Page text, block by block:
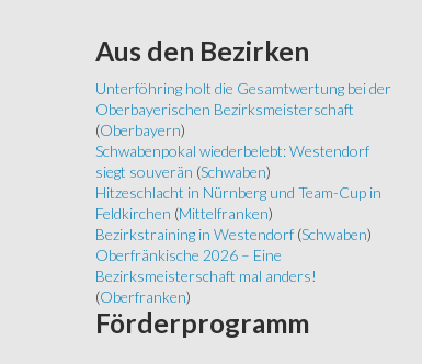
Aus den Bezirken
Unterföhring holt die Gesamtwertung bei der
Oberbayerischen Bezirksmeisterschaft
(Oberbayern)
Schwabenpokal wiederbelebt: Westendorf
siegt souverän (Schwaben)
Hitzeschlacht in Nürnberg und Team-Cup in
Feldkirchen (Mittelfranken)
Bezirkstraining in Westendorf (Schwaben)
Oberfränkische 2026 – Eine
Bezirksmeisterschaft mal anders!
(Oberfranken)
Förderprogramm